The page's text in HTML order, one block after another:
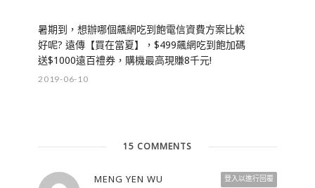
暑期到，想辦哪個飆網吃到飽電信資費方案比較
好呢? 遠傳【買在當夏】，$499飆網吃到飽加碼
送$1000遠百禮券，購機最高現賺8千元!
2019-06-10
15 COMMENTS
登入以進行回覆
MENG YEN WU